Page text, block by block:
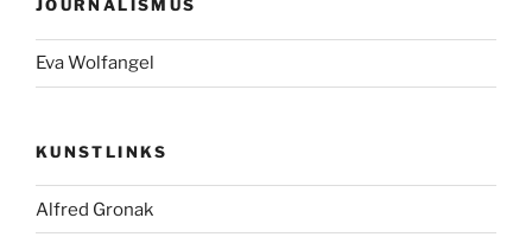
JOURNALISMUS
Eva Wolfangel
KUNSTLINKS
Alfred Gronak